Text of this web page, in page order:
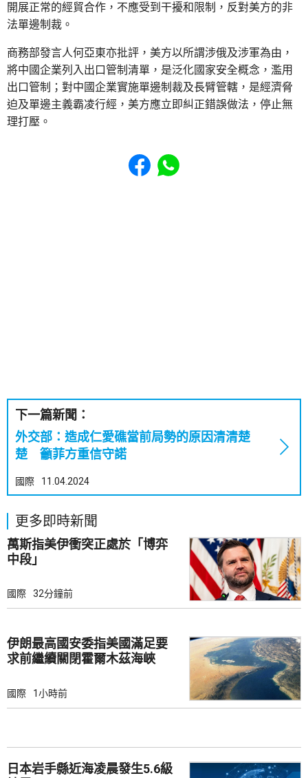
開展正常的經貿合作，不應受到干擾和限制，反對美方的非
法單邊制裁。
商務部發言人何亞東亦批評，美方以所謂涉俄及涉軍為由，
將中國企業列入出口管制清單，是泛化國家安全概念，濫用
出口管制；對中國企業實施單邊制裁及長臂管轄，是經濟脅
迫及單邊主義霸凌行經，美方應立即糾正錯誤做法，停止無
理打壓。
Share to Facebook
Share to WhatsApp
下一篇新聞：
外交部：造成仁愛礁當前局勢的原因清清楚
楚 籲菲方重信守諾
國際 11.04.2024
更多即時新聞
萬斯指美伊衝突正處於「博弈
中段」
國際 32分鐘前
伊朗最高國安委指美國滿足要
求前繼續關閉霍爾木茲海峽
國際 1小時前
日本岩手縣近海凌晨發生5.6級